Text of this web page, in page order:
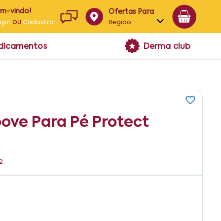
vindo!
ouCadastro
Ofertas Para
Região
Alagoas
Derma club
Para Pé Protect